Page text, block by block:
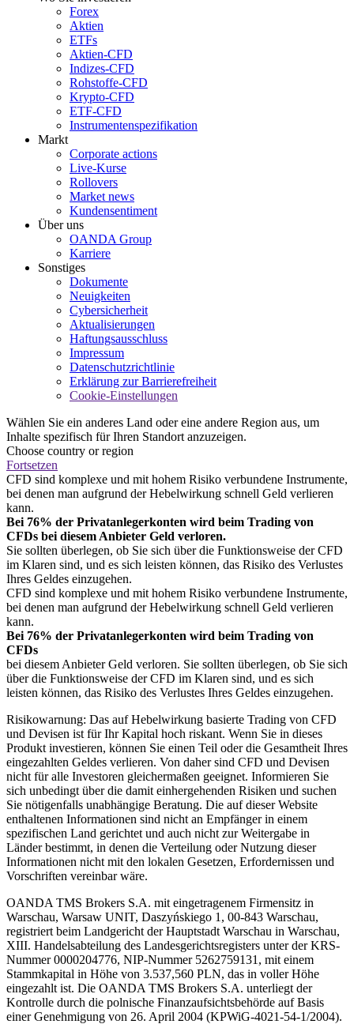
Forex
Aktien
ETFs
Aktien-CFD
Indizes-CFD
Rohstoffe-CFD
Krypto-CFD
ETF-CFD
Instrumentenspezifikation
Markt
Corporate actions
Live-Kurse
Rollovers
Market news
Kundensentiment
Über uns
OANDA Group
Karriere
Sonstiges
Dokumente
Neuigkeiten
Cybersicherheit
Aktualisierungen
Haftungsausschluss
Impressum
Datenschutzrichtlinie
Erklärung zur Barrierefreiheit
Cookie-Einstellungen
Wählen Sie ein anderes Land oder eine andere Region aus, um
Inhalte spezifisch für Ihren Standort anzuzeigen.
Choose country or region
Fortsetzen
CFD sind komplexe und mit hohem Risiko verbundene Instrumente,
bei denen man aufgrund der Hebelwirkung schnell Geld verlieren
kann.
Bei 76% der Privatanlegerkonten wird beim Trading von
CFDs bei diesem Anbieter Geld verloren.
Sie sollten überlegen, ob Sie sich über die Funktionsweise der CFD
im Klaren sind, und es sich leisten können, das Risiko des Verlustes
Ihres Geldes einzugehen.
CFD sind komplexe und mit hohem Risiko verbundene Instrumente,
bei denen man aufgrund der Hebelwirkung schnell Geld verlieren
kann.
Bei 76% der Privatanlegerkonten wird beim Trading von
CFDs
bei diesem Anbieter Geld verloren. Sie sollten überlegen, ob Sie sich
über die Funktionsweise der CFD im Klaren sind, und es sich
leisten können, das Risiko des Verlustes Ihres Geldes einzugehen.
Risikowarnung: Das auf Hebelwirkung basierte Trading von CFD
und Devisen ist für Ihr Kapital hoch riskant. Wenn Sie in dieses
Produkt investieren, können Sie einen Teil oder die Gesamtheit Ihres
eingezahlten Geldes verlieren. Von daher sind CFD und Devisen
nicht für alle Investoren gleichermaßen geeignet. Informieren Sie
sich unbedingt über die damit einhergehenden Risiken und suchen
Sie nötigenfalls unabhängige Beratung. Die auf dieser Website
enthaltenen Informationen sind nicht an Empfänger in einem
spezifischen Land gerichtet und auch nicht zur Weitergabe in
Länder bestimmt, in denen die Verteilung oder Nutzung dieser
Informationen nicht mit den lokalen Gesetzen, Erfordernissen und
Vorschriften vereinbar wäre.
OANDA TMS Brokers S.A. mit eingetragenem Firmensitz in
Warschau, Warsaw UNIT, Daszyńskiego 1, 00-843 Warschau,
registriert beim Landgericht der Hauptstadt Warschau in Warschau,
XIII. Handelsabteilung des Landesgerichtsregisters unter der KRS-
Nummer 0000204776, NIP-Nummer 5262759131, mit einem
Stammkapital in Höhe von 3.537,560 PLN, das in voller Höhe
eingezahlt ist. Die OANDA TMS Brokers S.A. unterliegt der
Kontrolle durch die polnische Finanzaufsichtsbehörde auf Basis
einer Genehmigung von 26. April 2004 (KPWiG-4021-54-1/2004).